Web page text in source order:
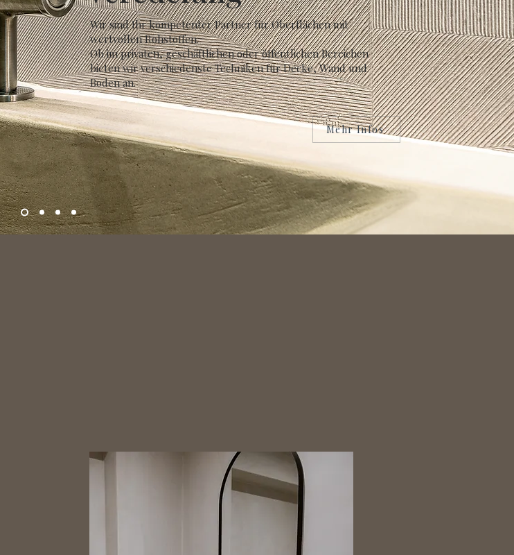
Wir sind Ihr kompetenter Partner für Oberflächen mit
wertvollen Rohstoffen.
Ob im privaten, geschäftlichen oder öffentlichen Bereichen
bieten wir verschiedenste Techniken für Decke, Wand und
Boden an.
Mehr Infos